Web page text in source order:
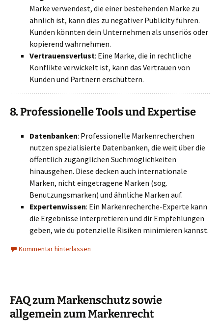
Marke verwendest, die einer bestehenden Marke zu
ähnlich ist, kann dies zu negativer Publicity führen.
Kunden könnten dein Unternehmen als unseriös oder
kopierend wahrnehmen.
Vertrauensverlust: Eine Marke, die in rechtliche
Konflikte verwickelt ist, kann das Vertrauen von
Kunden und Partnern erschüttern.
8.Professionelle Tools und Expertise
Datenbanken: Professionelle Markenrecherchen
nutzen spezialisierte Datenbanken, die weit über die
öffentlich zugänglichen Suchmöglichkeiten
hinausgehen. Diese decken auch internationale
Marken, nicht eingetragene Marken (sog.
Benutzungsmarken) und ähnliche Marken auf.
Expertenwissen: Ein Markenrecherche-Experte kann
die Ergebnisse interpretieren und dir Empfehlungen
geben, wie du potenzielle Risiken minimieren kannst.
Kommentar hinterlassen
FAQ zum Markenschutz sowie
allgemein zum Markenrecht